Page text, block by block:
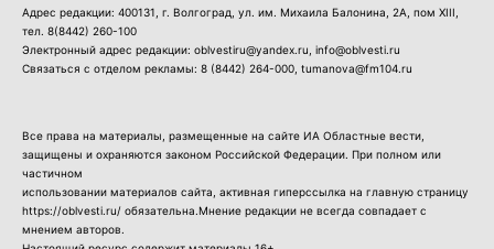
Адрес редакции: 400131, г. Волгоград, ул. им. Михаила Балонина, 2А, пом XIII,
тел. 8(8442) 260-100
Электронный адрес редакции: oblvestiru@yandex.ru, info@oblvesti.ru
Связаться с отделом рекламы: 8 (8442) 264-000 , tumanova@fm104.ru
Все права на материалы, размещенные на сайте ИА Областные вести,
защищены и охраняются законом Российской Федерации. При полном или
частичном
использовании материалов сайта, активная гиперссылка на главную страницу
https://oblvesti.ru/ обязательна.Мнение редакции не всегда совпадает с
мнением авторов.